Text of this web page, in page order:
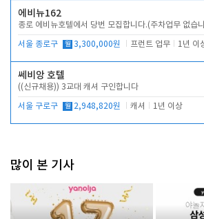
에비뉴162
종로 에비뉴호텔에서 당번 모집합니다.(주차업무 없습
서울 종로구 월 3,300,000원 프런트 업무 1년 이
쎄비앙 호텔
((신규채용)) 3교대 캐셔 구인합니다
서울 구로구 월 2,948,820원 캐셔 1년 이상
많이 본 기사